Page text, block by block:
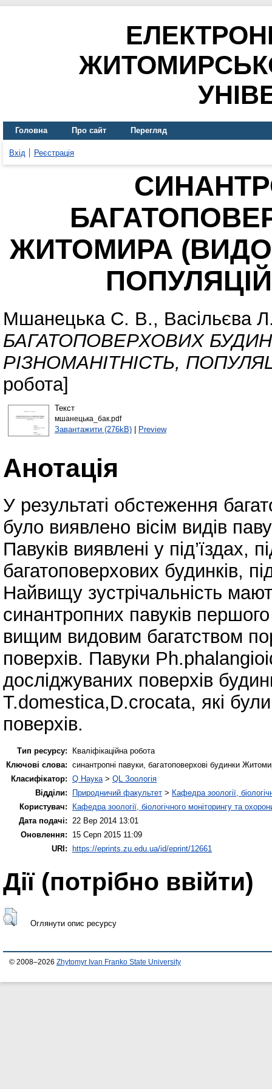
Головна Про сайт Перегляд
Вхід Реєстрація
ЖИТОМИРА
Мшанецька С. В., Васільєва
БАГАТОПОВЕРХОВИХ
РІЗНОМАНІТНІСТЬ,
робота]
Текст
мшанецька_бак.pdf
Завантажити (276kB)| Preview
Анотація
У результаті обстеження
було виявлено вісім видів
Павуків виявлені у під’їздах,
багатоповерхових будинків,
Найвищу зустрічальність
синантропних павуків
вищим видовим багатством
поверхів. Павуки
досліджуваних поверхів
T.domestica,D.сrocata, які
поверхів.
Тип ресурсу:
Кваліфікаційна робота
Ключові слова: синантропні павуки, багатоповерхові будинки
Класифікатор: Q Наука > QL Зоологія
Відділи:
Природничий факультет > Кафедра зоології,
Користувач:
Кафедра зоології, біологічного моніторингу та
Дата подачі:
22 Вер 2014 13:01
Оновлення:
15 Серп 2015 11:09
URI: https://eprints.zu.edu.ua/id/eprint/12661
Дії ​​(потрібно ввійти)
Оглянути опис ресурсу
© 2008–2026 Zhytomyr Ivan Franko State University